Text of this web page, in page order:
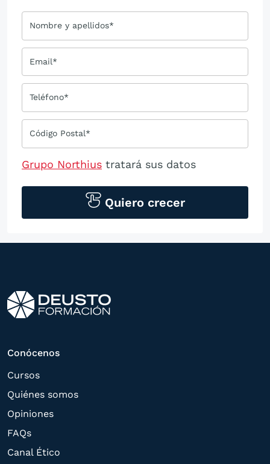
Nombre y apellidos*
Email*
Teléfono*
Código Postal*
Grupo Northius tratará sus datos
tecnológicos, incluso aplicaciones de
mensajería instantánea, con el fin de
interés manifestado y, en su caso, para
tramitar la contratación
estas puedan hacerle llegar la mejor
oferta de productos y servicios de acuerdo
a su petición. Quedan reconocidos los
derechos de acceso,
rectificación, supresión, oposición,
Quiero crecer
Conócenos
Cursos
Quiénes somos
Opiniones
FAQs
Canal Ético